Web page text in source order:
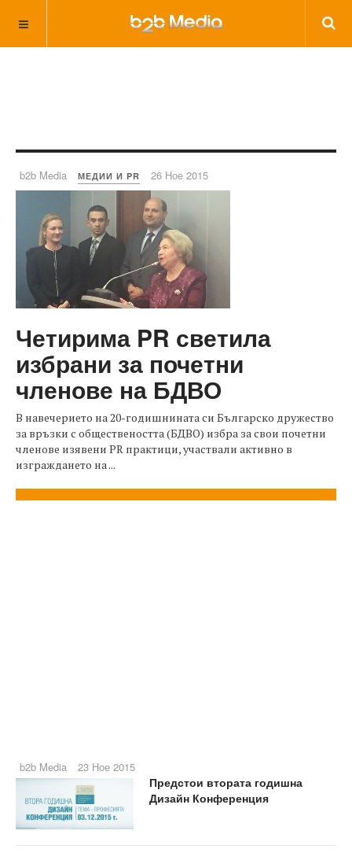
b2b Media МЕДИИ И PR 26 Ное 2015
Четирима PR светила
избрани за почетни
членове на БДВО
В навечерието на 20-годишнината си Българско дружество
за връзки с обществеността (БДВО) избра за свои почетни
членове изявени PR практици, участвали активно в
изграждането на ...
b2b Media 23 Ное 2015
Предстои втората годишна
Дизайн Конференция